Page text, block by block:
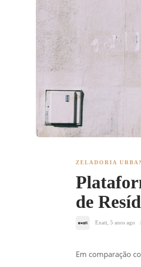
ZELADORIA
de
Exati 5 anos ago
Em comparação